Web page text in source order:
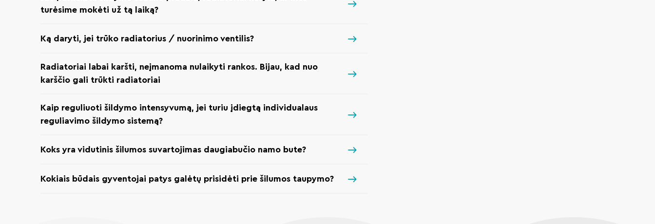
turėsime mokėti už tą laiką?
Ką daryti, jei trūko radiatorius / nuorinimo ventilis?
Radiatoriai labai karšti, neįmanoma nulaikyti rankos. Bijau, kad nuo
karščio gali trūkti radiatoriai
Kaip reguliuoti šildymo intensyvumą, jei turiu įdiegtą individualaus
reguliavimo šildymo sistemą?
Koks yra vidutinis šilumos suvartojimas daugiabučio namo bute?
Kokiais būdais gyventojai patys galėtų prisidėti prie šilumos taupymo?